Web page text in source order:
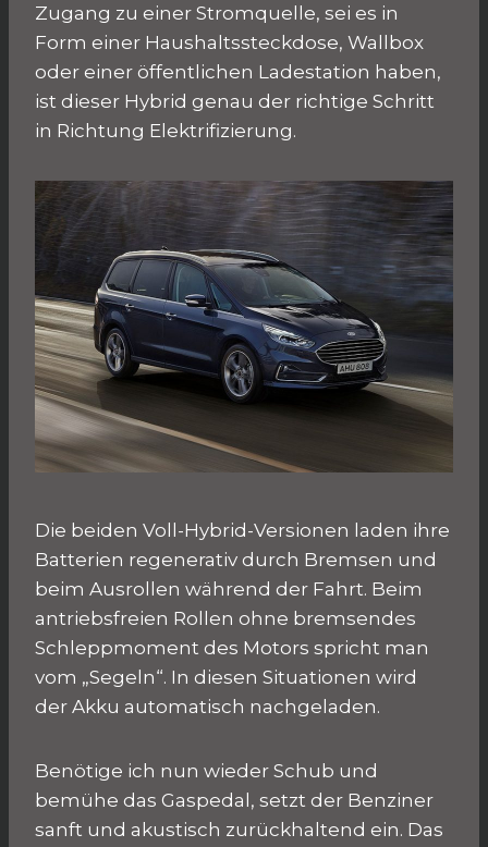
Zugang zu einer Stromquelle, sei es in
Form einer Haushaltssteckdose, Wallbox
oder einer öffentlichen Ladestation haben,
ist dieser Hybrid genau der richtige Schritt
in Richtung Elektrifizierung.
Die beiden Voll-Hybrid-Versionen laden ihre
Batterien regenerativ durch Bremsen und
beim Ausrollen während der Fahrt. Beim
antriebsfreien Rollen ohne bremsendes
Schleppmoment des Motors spricht man
vom „Segeln“. In diesen Situationen wird
der Akku automatisch nachgeladen.
Benötige ich nun wieder Schub und
bemühe das Gaspedal, setzt der Benziner
sanft und akustisch zurückhaltend ein. Das